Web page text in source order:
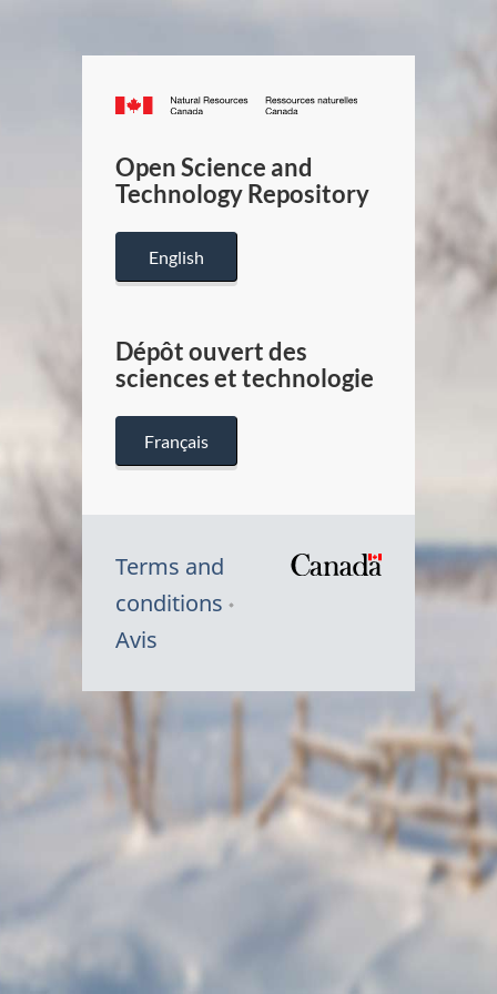
Canada.ca
/
Canada
Open Science and
Technology Repository
English
Dépôt ouvert des
sciences et technologie
Français
Terms and
conditions
Avis
Symbole
Canada